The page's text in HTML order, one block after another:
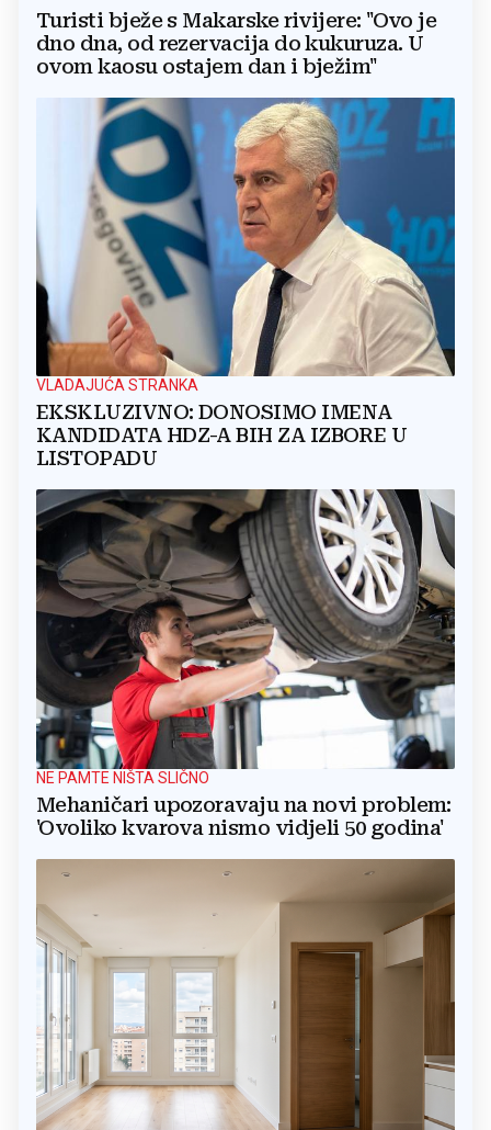
Turisti bježe s Makarske rivijere: "Ovo je
dno dna, od rezervacija do kukuruza. U
ovom kaosu ostajem dan i bježim"
VLADAJUĆA STRANKA
EKSKLUZIVNO: DONOSIMO IMENA
KANDIDATA HDZ-A BIH ZA IZBORE U
LISTOPADU
NE PAMTE NIŠTA SLIČNO
Mehaničari upozoravaju na novi problem:
'Ovoliko kvarova nismo vidjeli 50 godina'